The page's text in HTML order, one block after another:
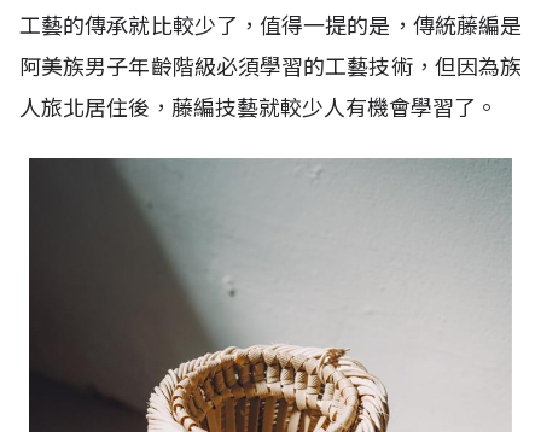
工藝的傳承就比較少了，值得一提的是，傳統藤編是
阿美族男子年齡階級必須學習的工藝技術，但因為族
人旅北居住後，藤編技藝就較少人有機會學習了。